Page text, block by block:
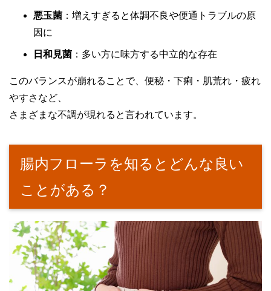
悪玉菌 ：増えすぎると体調不良や便通トラブルの原
因に
日和見菌 ：多い方に味方する中立的な存在
このバランスが崩れることで、便秘・下痢・肌荒れ・疲れ
やすさなど、
さまざまな不調が現れると言われています。
腸内フローラを知るとどんな良い
ことがある？